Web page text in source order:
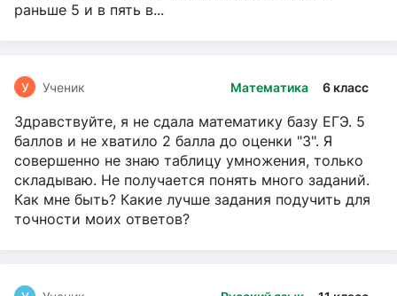
раньше 5 и в пять в...
Математика 6 класс
У Ученик
Здравствуйте, я не сдала математику базу ЕГЭ. 5
баллов и не хватило 2 балла до оценки "3". Я
совершенно не знаю таблицу умножения, только
складываю. Не получается понять много заданий.
Как мне быть? Какие лучше задания подучить для
точности моих ответов?